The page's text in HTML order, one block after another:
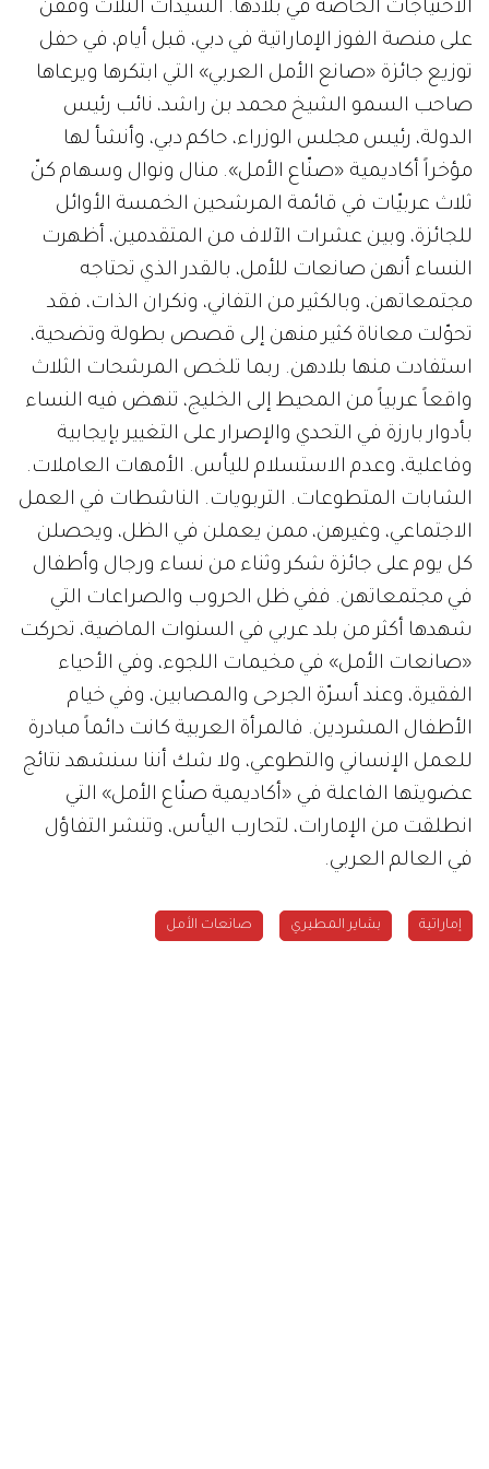
الاحتياجات الخاصة في بلادها. السيدات الثلاث وقفن
على منصة الفوز الإماراتية في دبي، قبل أيام، في حفل
توزيع جائزة «صانع الأمل العربي» التي ابتكرها ويرعاها
صاحب السمو الشيخ محمد بن راشد، نائب رئيس
الدولة، رئيس مجلس الوزراء، حاكم دبي، وأنشأ لها
مؤخراً أكاديمية «صنّاع الأمل». منال ونوال وسهام كنّ
ثلاث عربيّات في قائمة المرشحين الخمسة الأوائل
للجائزة، وبين عشرات الآلاف من المتقدمين، أظهرت
النساء أنهن صانعات للأمل، بالقدر الذي تحتاجه
مجتمعاتهن، وبالكثير من التفاني، ونكران الذات، فقد
تحوّلت معاناة كثير منهن إلى قصص بطولة وتضحية،
استفادت منها بلادهن. ربما تلخص المرشحات الثلاث
واقعاً عربياً من المحيط إلى الخليج، تنهض فيه النساء
بأدوار بارزة في التحدي والإصرار على التغيير بإيجابية
وفاعلية، وعدم الاستسلام لليأس. الأمهات العاملات.
الشابات المتطوعات. التربويات. الناشطات في العمل
الاجتماعي، وغيرهن، ممن يعملن في الظل، ويحصلن
كل يوم على جائزة شكر وثناء من نساء ورجال وأطفال
في مجتمعاتهن. ففي ظل الحروب والصراعات التي
شهدها أكثر من بلد عربي في السنوات الماضية، تحركت
«صانعات الأمل» في مخيمات اللجوء، وفي الأحياء
الفقيرة، وعند أسرّة الجرحى والمصابين، وفي خيام
الأطفال المشردين. فالمرأة العربية كانت دائماً مبادرة
للعمل الإنساني والتطوعي، ولا شك أننا سنشهد نتائج
عضويتها الفاعلة في «أكاديمية صنّاع الأمل» التي
انطلقت من الإمارات، لتحارب اليأس، وتنشر التفاؤل
في العالم العربي.
إماراتية بشاير المطيري صانعات الأمل